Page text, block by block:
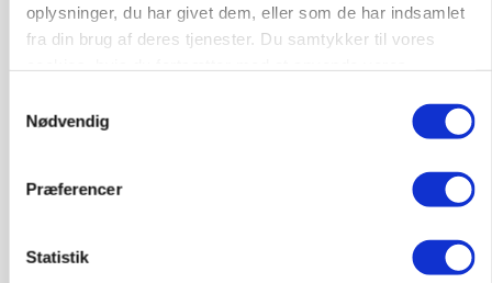
oplysninger, du har givet dem, eller som de har indsamlet
fra din brug af deres tjenester. Du samtykker til vores
Nødvendig
Præferencer
Statistik
Anlæg Kloak
Maskinstation